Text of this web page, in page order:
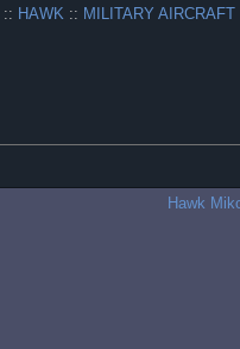
:: HAWK :: MILITARY AIRCRAFT